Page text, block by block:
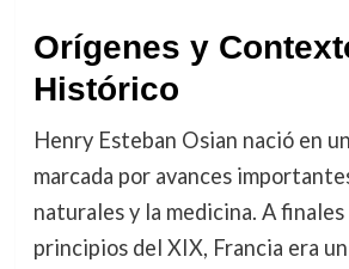
Orígenes y
Histórico
Henry Esteban Osian nació en
marcada por avances
naturales y la medicina. A
principios del XIX, Francia era